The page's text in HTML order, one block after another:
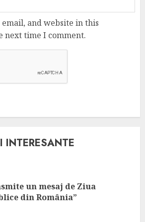
email, and website in this
next time I comment.
INTERESANTE
un mesaj de Ziua
din România”